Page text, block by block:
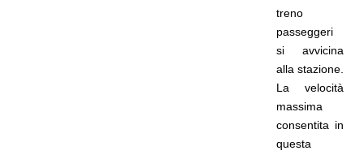
treno
passeggeri
si avvicina
alla stazione.
La velocità
massima
consentita in
questa